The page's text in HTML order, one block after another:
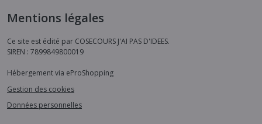
Mentions légales
Ce site est édité par COSECOURS J'AI PAS D'IDEES.
SIREN : 7899849800019
Hébergement via eProShopping
Gestion des cookies
Données personnelles